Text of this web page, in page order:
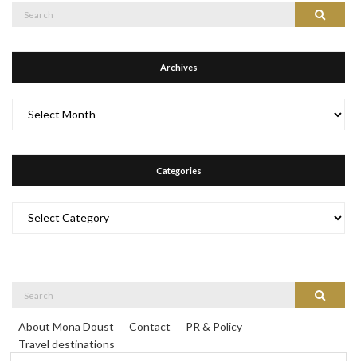
Search
Archives
Categories
Search
About Mona Doust Contact
PR & Policy
Travel destinations